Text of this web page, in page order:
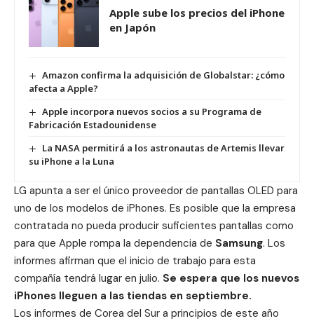
Apple sube los precios del iPhone
en Japón
Amazon confirma la adquisición de Globalstar: ¿cómo
afecta a Apple?
Apple incorpora nuevos socios a su Programa de
Fabricación Estadounidense
La NASA permitirá a los astronautas de Artemis llevar
su iPhone a la Luna
LG apunta a ser el único proveedor de pantallas OLED para
uno de los modelos de iPhones. Es posible que la empresa
contratada no pueda producir suficientes pantallas como
para que Apple rompa la dependencia de Samsung. Los
informes afirman que el inicio de trabajo para esta
compañía tendrá lugar en julio. Se espera que los nuevos
iPhones lleguen a las tiendas en septiembre.
Los informes de Corea del Sur a principios de este año